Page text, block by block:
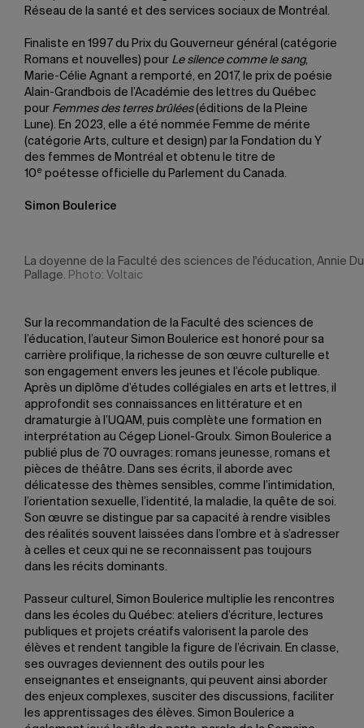
Réseau de la santé et des services sociaux de Montréal.
Finaliste en 1997 du Prix du Gouverneur général (catégorie
Romans et nouvelles) pour Le silence comme le sang,
Marie-Célie Agnant a remporté, en 2017, le prix de poésie
Alain-Grandbois de l’Académie des lettres du Québec
pour Femmes des terres brûlées(éditions de la Pleine
Lune). En 2023, elle a été nommée Femme de mérite
(catégorie Arts, culture et design) par la Fondation du Y
des femmes de Montréal et obtenu le titre de
10 e poétesse officielle du Parlement du Canada.
Simon Boulerice
La doyenne de la Faculté des sciences de l'éducation, Annie
Pallage. Photo: Voltaic
Sur la recommandation de la Faculté des sciences de
l’éducation, l’auteur Simon Boulerice est honoré pour sa
carrière prolifique, la richesse de son œuvre culturelle et
son engagement envers les jeunes et l’école publique.
Après un diplôme d’études collégiales en arts et lettres, il
approfondit ses connaissances en littérature et en
dramaturgie à l’UQAM, puis complète une formation en
interprétation au Cégep Lionel-Groulx. Simon Boulerice a
publié plus de 70 ouvrages: romans jeunesse, romans et
pièces de théâtre. Dans ses écrits, il aborde avec
délicatesse des thèmes sensibles, comme l’intimidation,
l’orientation sexuelle, l’identité, la maladie, la quête de soi.
Son œuvre se distingue par sa capacité à rendre visibles
des réalités souvent laissées dans l’ombre et à s’adresser
à celles et ceux qui ne se reconnaissent pas toujours
dans les récits dominants.
Passeur culturel, Simon Boulerice multiplie les rencontres
dans les écoles du Québec: ateliers d’écriture, lectures
publiques et projets créatifs valorisent la parole des
élèves et rendent tangible la figure de l’écrivain. En classe,
ses ouvrages deviennent des outils pour les
enseignantes et enseignants, qui peuvent ainsi aborder
des enjeux complexes, susciter des discussions, faciliter
les apprentissages des élèves. Simon Boulerice a